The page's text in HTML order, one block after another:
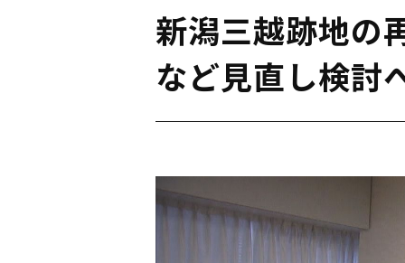
新潟三越跡地の
など見直し検討